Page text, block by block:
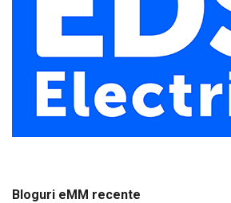
Bloguri eMM recente